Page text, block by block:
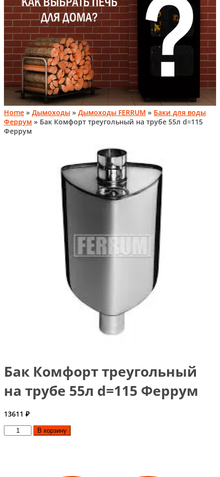
Home » Дымоходы » Дымоходы FERRUM » Баки для воды
Феррум » Бак Комфорт треугольный на трубе 55л d=115
Феррум
Бак Комфорт треугольный
на трубе 55л d=115 Феррум
13611 ₽
КоличествоВ корзину